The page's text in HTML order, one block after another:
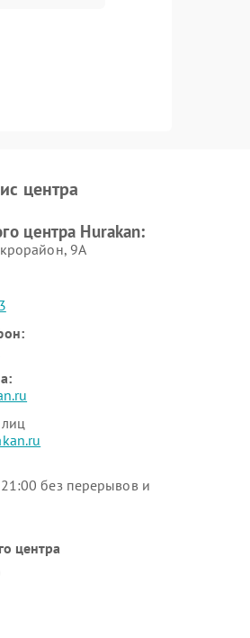
центра
центра Hurakan:
9А
без перерывов и
центра